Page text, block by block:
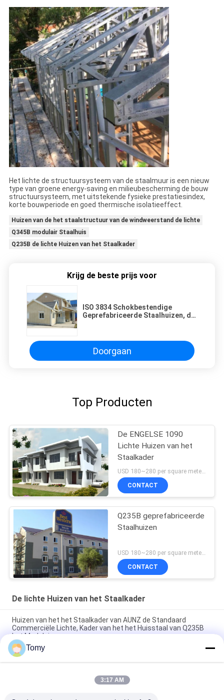
Het lichte de structuursysteem van de staalmuur is een nieuw
type van groene energy-saving en milieubescherming de bouw
structuursysteem, met uitstekende fysieke prestatiesindex,
korte bouwperiode en goed thermische isolatieeffect.
Huizen van de het staalstructuur van de windweerstand de lichte
Q345B modulair Staalhuis
Q235B de lichte Huizen van het Staalkader
Krijg de beste prijs voor
ISO 3834 Schokbestendige
Geprefabriceerde Staalhuizen, de
Doorgaan
Top Producten
De ENGELSE 1090
Lichte Huizen van het
Staalkader
USD 180~280 per square meter MOQ:5 REEKSEN
CONTACT
Q235B geprefabriceerde
Staalhuizen
CONTACT
De lichte Huizen van het Staalkader
Huizen van het het Staalkader van AUNZ de Standaard
Commerciële Lichte, Kader van het het Huisstaal van Q235B
het Modulaire
Huizen van het het Staalkader van de windweerstand Q235B
de Moderne Lichte
Pre Vervaardigde Modulaire pvc-het Kaderhuizen van het Deur
Tomy
3:17 AM